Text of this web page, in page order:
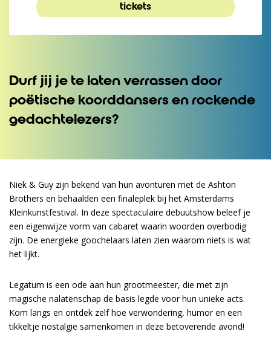
tickets
Durf jij je te laten verrassen door
poëtische koorddansers en rockende
gedachtelezers?
Niek & Guy zijn bekend van hun avonturen met de Ashton
Brothers en behaalden een finaleplek bij het Amsterdams
Kleinkunstfestival. In deze spectaculaire debuutshow beleef je
een eigenwijze vorm van cabaret waarin woorden overbodig
zijn. De energieke goochelaars laten zien waarom niets is wat
het lijkt.
Legatum is een ode aan hun grootmeester, die met zijn
magische nalatenschap de basis legde voor hun unieke acts.
Kom langs en ontdek zelf hoe verwondering, humor en een
tikkeltje nostalgie samenkomen in deze betoverende avond!